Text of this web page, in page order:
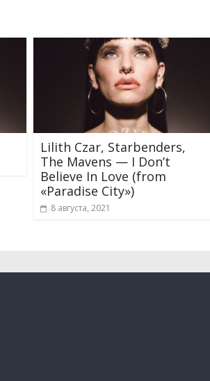
Lilith Czar, Starbenders,
The Mavens — I Don’t
Believe In Love (from
«Paradise City»)
8 августа, 2021